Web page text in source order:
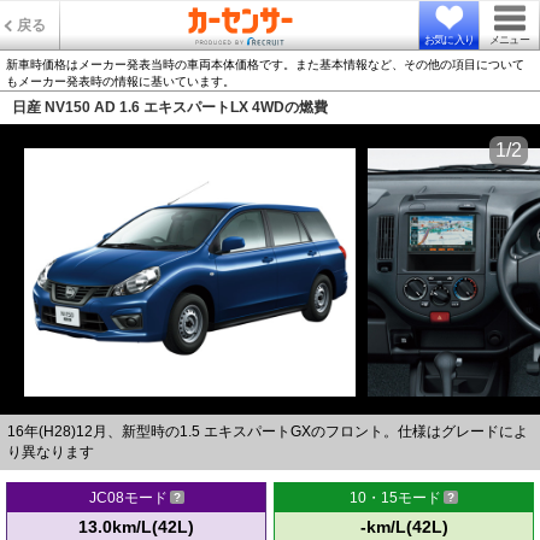
戻る
お気に入り メニュー
新車時価格はメーカー発表当時の車両本体価格です。また基本情報など、その他の項目について
もメーカー発表時の情報に基いています。
日産 NV150 AD 1.6 エキスパートLX 4WDの燃費
16年(H28)12月、新型時の1.5 エキスパートGXのフロント。仕様はグレードによ
り異なります
1/2
JC08モード
13.0km/L(42L)
10・15モード
-km/L(42L)